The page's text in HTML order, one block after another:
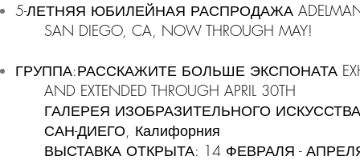
5-ЛЕТНЯЯ ЮБИЛЕЙНАЯ РАСПРОДАЖА ADELMAN
SAN DIEGO, CA, NOW THROUGH MAY!
ГРУППА:РАССКАЖИТЕ БОЛЬШЕ ЭКСПОНАТА
AND EXTENDED THROUGH APRIL 30TH​
ГАЛЕРЕЯ ИЗОБРАЗИТЕЛЬНОГО ИСКУССТВА
САН-ДИЕГО, Калифорния
ВЫСТАВКА ОТКРЫТА: 14 ФЕВРАЛЯ -